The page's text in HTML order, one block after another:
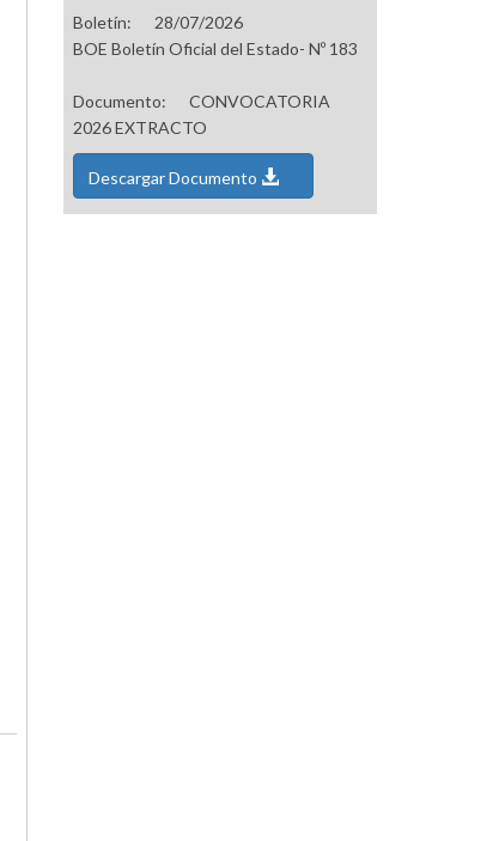
Boletín:
28/07/2026
BOE Boletín Oficial del Estado- Nº 183
Documento:
CONVOCATORIA
2026 EXTRACTO
Descargar Documento